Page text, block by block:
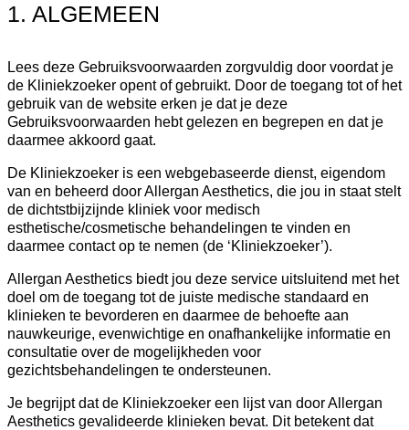
1. ALGEMEEN
Lees deze Gebruiksvoorwaarden zorgvuldig door voordat je
de Kliniekzoeker opent of gebruikt. Door de toegang tot of het
gebruik van de website erken je dat je deze
Gebruiksvoorwaarden hebt gelezen en begrepen en dat je
daarmee akkoord gaat.
De Kliniekzoeker is een webgebaseerde dienst, eigendom
van en beheerd door Allergan Aesthetics, die jou in staat stelt
de dichtstbijzijnde kliniek voor medisch
esthetische/cosmetische behandelingen te vinden en
daarmee contact op te nemen (de ‘Kliniekzoeker’).
Allergan Aesthetics biedt jou deze service uitsluitend met het
doel om de toegang tot de juiste medische standaard en
klinieken te bevorderen en daarmee de behoefte aan
nauwkeurige, evenwichtige en onafhankelijke informatie en
consultatie over de mogelijkheden voor
gezichtsbehandelingen te ondersteunen.
Je begrijpt dat de Kliniekzoeker een lijst van door Allergan
Aesthetics gevalideerde klinieken bevat. Dit betekent dat